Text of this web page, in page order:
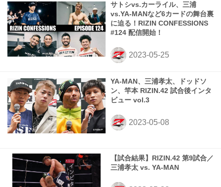
サトシvs.カーライル、三浦
vs.YA-MANなど6カードの舞台裏
に迫る！RIZIN CONFESSIONS
#124 配信開始！
YA-MAN、三浦孝太、ドッドソ
ン、竿本 RIZIN.42 試合後インタ
ビュー vol.3
【試合結果】RIZIN.42 第9試合／
三浦孝太 vs. YA-MAN